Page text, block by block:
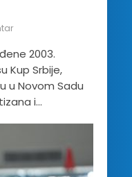
2003.
Kup Srbije,
u Novom Sadu
i...